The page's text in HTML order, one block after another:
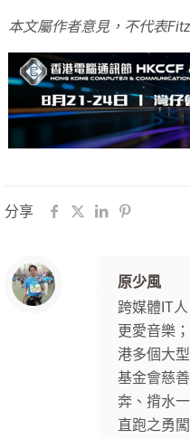
本文屬作者意見，不代表
分享
原少風
跨媒體IT
更愛音樂
港多個大
基金會慈
奔、揹水
直跑之勇